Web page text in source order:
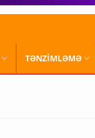
TƏNZİMLƏMƏ